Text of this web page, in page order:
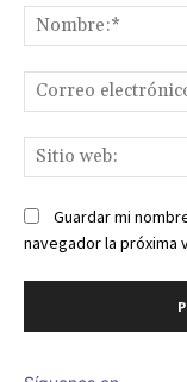
Guardar mi
navegador la próxima